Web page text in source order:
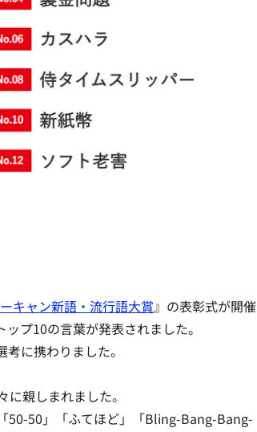
キャン新語・流行語大賞』の表彰式が開催
プ10の言葉が発表されました。
に携わりました。
親しまれました。
50-50」「ふてほど」「Bling-Bang-Bang-